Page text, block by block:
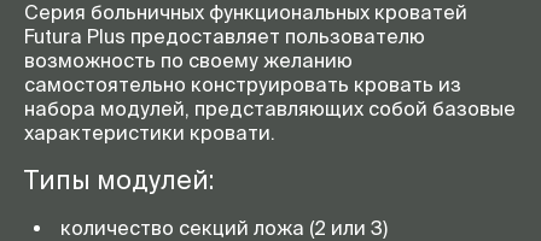
Серия больничных функциональных кроватей
Futura Plus предоставляет пользователю
возможность по своему желанию
самостоятельно конструировать кровать из
набора модулей, представляющих собой базовые
характеристики кровати.
Типы модулей:
количество секций ложа (2 или 3)